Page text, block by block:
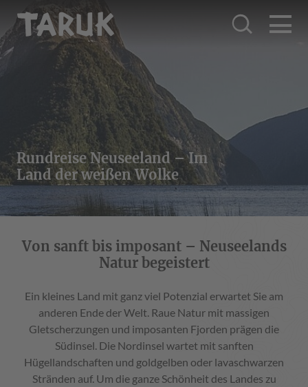
Rundreise Neuseeland – Im
Land der weißen Wolke
Von sanft bis imposant – Neuseelands
Natur begeistert
Ein kleines Land mit ganz viel Potenzial erwartet Sie am
anderen Ende der Welt. Raue Natur mit massigen
Gletscherzungen und imposanten Fjorden prägen die
Südinsel. Die Nordinsel wartet mit sanften
Hügellandschaften und goldgelben oder lavaschwarzen
Stränden auf. Um die ganze Schönheit des Landes zu